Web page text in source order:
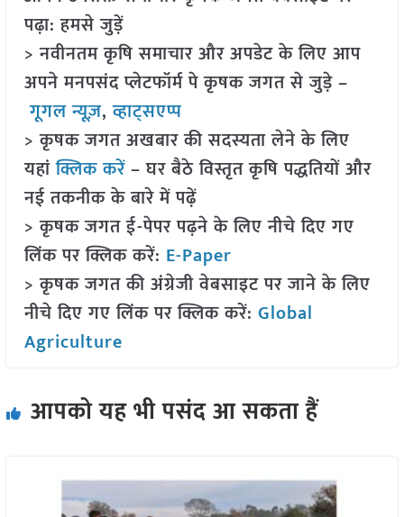
पढ़ा: हमसे जुड़ें
> नवीनतम कृषि समाचार और अपडेट के लिए आप
अपने मनपसंद प्लेटफॉर्म पे कृषक जगत से जुड़े –
गूगल न्यूज़,व्हाट्सएप्प
> कृषक जगत अखबार की सदस्यता लेने के लिए
यहांक्लिक करें– घर बैठे विस्तृत कृषि पद्धतियों और
नई तकनीक के बारे में पढ़ें
> कृषक जगत ई-पेपर पढ़ने के लिए नीचे दिए गए
लिंक पर क्लिक करें: E-Paper
> कृषक जगत की अंग्रेजी वेबसाइट पर जाने के लिए
नीचे दिए गए लिंक पर क्लिक करें: Global
Agriculture
आपको यह भी पसंद आ सकता हैं